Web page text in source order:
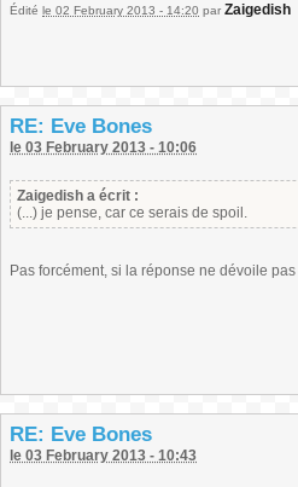
Édité le 02 February 2013 - 14:20 par Zaigedish
RE: Eve Bones
le 03 February 2013 - 10:06
Zaigedish a écrit :
(...) je pense, car ce serais de spoil.
Pas forcément, si la réponse ne dévoile
RE: Eve Bones
le 03 February 2013 - 10:43